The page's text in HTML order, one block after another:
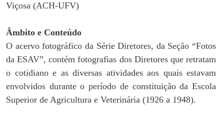
Viçosa (ACH-UFV)
Âmbito e Conteúdo
O acervo fotográfico da Série Diretores, da Seção “Fotos
da ESAV”, contém fotografias dos Diretores que retratam
o cotidiano e as diversas atividades aos quais estavam
envolvidos durante o período de constituição da Escola
Superior de Agricultura e Veterinária (1926 a 1948).